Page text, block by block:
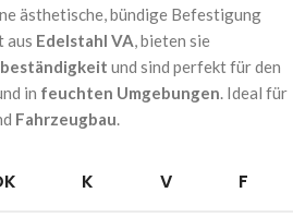
ästhetische, bündige Befestigung
aus Edelstahl VA, bieten sie
und sind perfekt für den
in feuchten Umgebungen. Ideal für
Fahrzeugbau.
K V F